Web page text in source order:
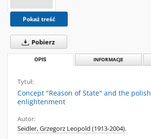
Pokaż treść
Pobierz
OPIS INFORMACJE
Tytuł:
Concept "Reason of State" and the polish
enlightenment
Autor:
Seidler, Grzegorz Leopold (1913-2004).